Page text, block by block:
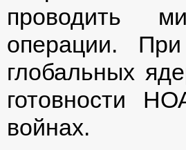
проводить
операции.
глобальных
готовности
войнах.